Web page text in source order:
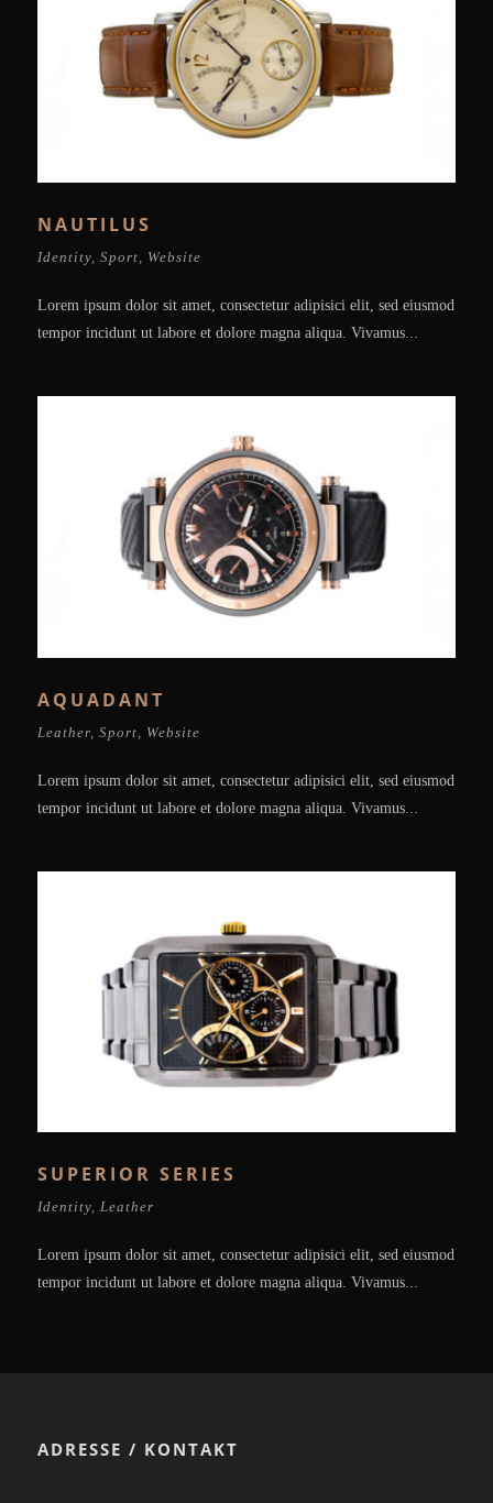
NAUTILUS
Identity, Sport, Website
Lorem ipsum dolor sit amet, consectetur adipisici elit, sed eiusmod
tempor incidunt ut labore et dolore magna aliqua. Vivamus...
AQUADANT
Leather Sport Website
Lorem ipsum dolor sit amet, consectetur adipisici elit, sed eiusmod
tempor incidunt ut labore et dolore magna aliqua. Vivamus...
SUPERIOR SERIES
Identity, Leather
Lorem ipsum dolor sit amet, consectetur adipisici elit, sed eiusmod
tempor incidunt ut labore et dolore magna aliqua. Vivamus...
ADRESSE / KONTAKT